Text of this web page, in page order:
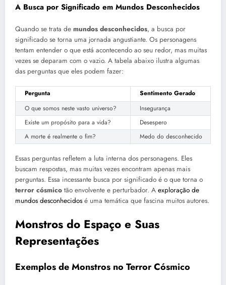
A Busca por Significado em Mundos Desconhecidos
Quando se trata de mundos desconhecidos, a busca por
significado se torna uma jornada angustiante. Os personagens
tentam entender o que está acontecendo ao seu redor, mas muitas
vezes se deparam com o vazio. A tabela abaixo ilustra algumas
das perguntas que eles podem fazer:
Pergunta
Sentimento Gerado
O que somos neste vasto universo?
Insegurança
Existe um propósito para a vida?
Desespero
A morte é realmente o fim?
Medo do desconhecido
Essas perguntas refletem a luta interna dos personagens. Eles
buscam respostas, mas muitas vezes encontram apenas mais
perguntas. Essa incessante busca por significado é o que torna o
terror cósmico tão envolvente e perturbador. A exploração de
mundos desconhecidos é uma temática que fascina muitos autores.
Monstros do Espaço e Suas
Representações
Exemplos de Monstros no Terror Cósmico